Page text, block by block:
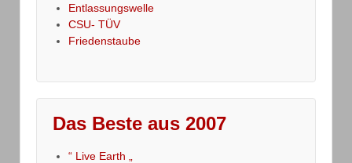
Entlassungswelle
CSU- TÜV
Friedenstaube
Das Beste aus 2007
“ Live Earth „